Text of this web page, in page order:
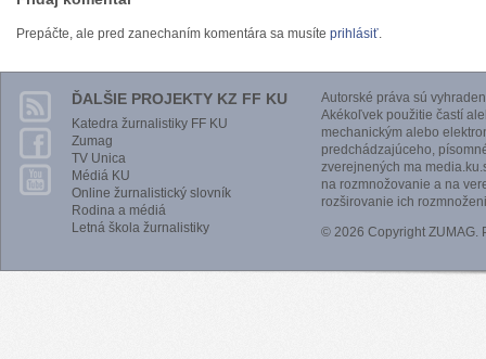
Prepáčte, ale pred zanechaním komentára sa musíte prihlásiť.
ĎALŠIE PROJEKTY KZ FF KU
Katedra žurnalistiky FF KU
Zumag
TV Unica
Médiá KU
Online žurnalistický slovník
Rodina a médiá
Letná škola žurnalistiky
Autorské práva sú
Akékoľvek použitie častí
mechanickým alebo
predchádzajúceho,
zverejnených ma
na rozmnožovanie a na
rozširovanie ich
© 2026 Copyright ZUMAG.